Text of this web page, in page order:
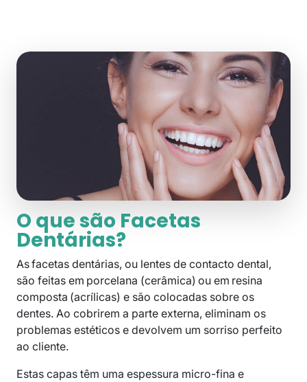
O que são Facetas
Dentárias?
As facetas dentárias, ou lentes de contacto dental,
são feitas em porcelana (cerâmica) ou em resina
composta (acrílicas) e são colocadas sobre os
dentes. Ao cobrirem a parte externa, eliminam os
problemas estéticos e devolvem um sorriso perfeito
ao cliente.
Estas capas têm uma espessura micro-fina e